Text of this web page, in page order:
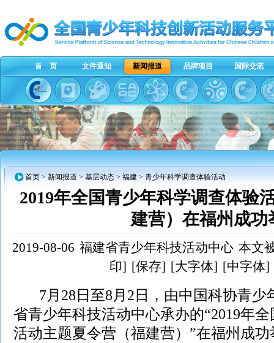
首 页 文件通知 新闻报道 品牌项目 国际交流
首页 > 新闻报道 > 基层动态 > 福建 > 青少年科学调查体验活动
2019年全国青少年科学调查体验
建营）在福州成功
2019-08-06 福建省青少年科技活动中心 本文
印] [保存] [大字体] [中字体]
7月28日至8月2日，由中国科协青少
省青少年科技活动中心承办的“2019年
活动主题夏令营（福建营）”在福州成